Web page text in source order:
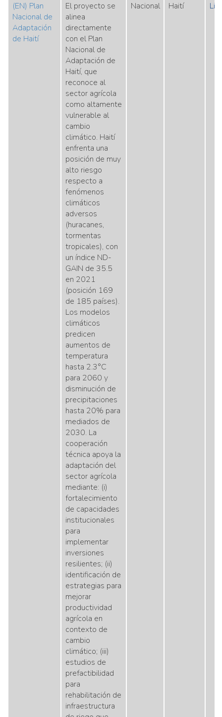
(EN) Plan
Nacional de
Adaptación
de Haití
El proyecto se
alinea
directamente
con el Plan
Nacional de
Adaptación de
Haití, que
reconoce al
sector agrícola
como altamente
vulnerable al
cambio
climático. Haití
enfrenta una
posición de muy
alto riesgo
respecto a
fenómenos
climáticos
adversos
(huracanes,
tormentas
tropicales), con
un índice ND-
GAIN de 35.5
en 2021
(posición 169
de 185 países).
Los modelos
climáticos
predicen
aumentos de
temperatura
hasta 2.3°C
para 2060 y
disminución de
precipitaciones
hasta 20% para
mediados de
2030. La
cooperación
técnica apoya la
adaptación del
sector agrícola
mediante: (i)
fortalecimiento
de capacidades
institucionales
para
implementar
inversiones
resilientes; (ii)
identificación de
estrategias para
mejorar
productividad
agrícola en
contexto de
cambio
climático; (iii)
estudios de
prefactibilidad
para
rehabilitación de
infraestructura
Nacional Haití Link